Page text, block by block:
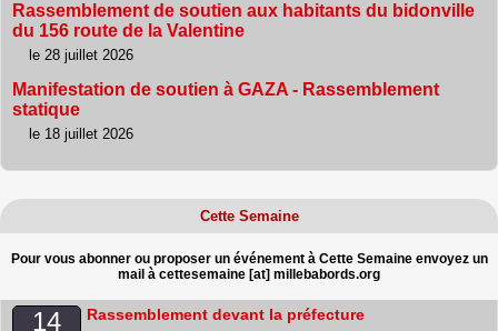
Rassemblement de soutien aux habitants du bidonville
du 156 route de la Valentine
le 28 juillet 2026
Manifestation de soutien à GAZA - Rassemblement
statique
le 18 juillet 2026
Cette Semaine
Pour vous abonner ou proposer un événement à Cette Semaine envoyez un
mail à cettesemaine [at] millebabords.org
14 Rassemblement devant la préfecture